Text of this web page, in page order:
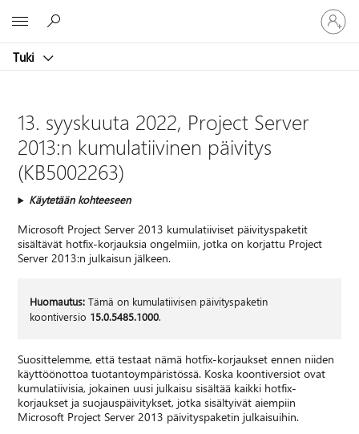
Tuki
Kirjaudu
sisään
tilille
13. syyskuuta 2022, Project Server
2013:n kumulatiivinen päivitys
(KB5002263)
Käytetään kohteeseen
Microsoft Project Server 2013 kumulatiiviset päivityspaketit
sisältävät hotfix-korjauksia ongelmiin, jotka on korjattu Project
Server 2013:n julkaisun jälkeen.
Huomautus: Tämä on kumulatiivisen päivityspaketin
koontiversio 15.0.5485.1000.
Suosittelemme, että testaat nämä hotfix-korjaukset ennen niiden
käyttöönottoa tuotantoympäristössä. Koska koontiversiot ovat
kumulatiivisia, jokainen uusi julkaisu sisältää kaikki hotfix-
korjaukset ja suojauspäivitykset, jotka sisältyivät aiempiin
Microsoft Project Server 2013 päivityspaketin julkaisuihin.